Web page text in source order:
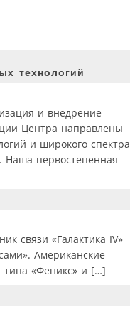
технологий
и внедрение
Центра направлены
и широкого спектра
Наша первостепенная
связи «Галактика IV»
Американские
типа «Феникс» и […]